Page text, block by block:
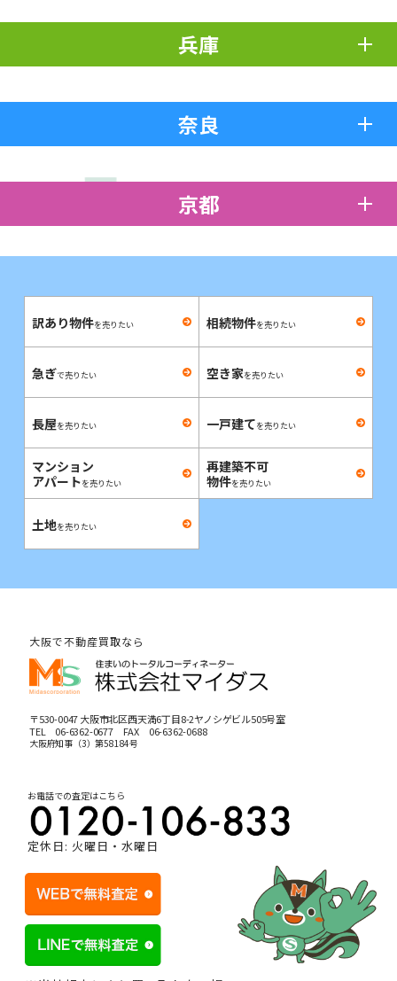
兵庫
奈良
京都
訳あり物件を売りたい 相続物件を売りたい
急ぎで売りたい 空き家を売りたい
長屋を売りたい 一戸建てを売りたい
マンション
アパートを売りたい
再建築不可
物件を売りたい
土地を売りたい
大阪で不動産買取なら
〒530-0047 大阪市北区西天満6丁目8-2ヤノシゲビル505号室
TEL 06-6362-0677FAX 06-6362-0688
大阪府知事（3）第58184号
お電話での査定はこちら
定休日: 火曜日・水曜日